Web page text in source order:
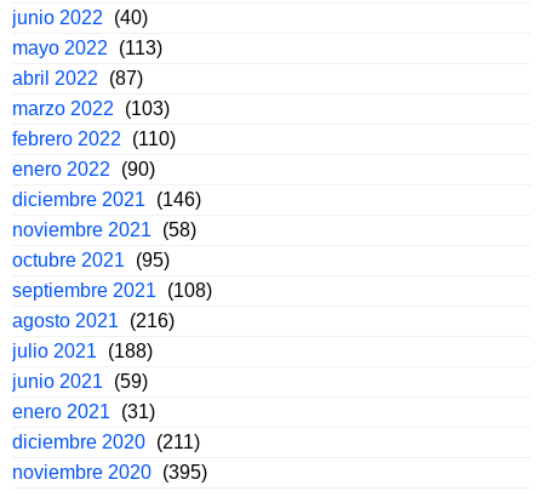
junio 2022
(40)
mayo 2022
(113)
abril 2022
(87)
marzo 2022
(103)
febrero 2022
(110)
enero 2022
(90)
diciembre 2021
(146)
noviembre 2021
(58)
octubre 2021
(95)
septiembre 2021
(108)
agosto 2021
(216)
julio 2021
(188)
junio 2021
(59)
enero 2021
(31)
diciembre 2020 (211)
noviembre 2020 (395)